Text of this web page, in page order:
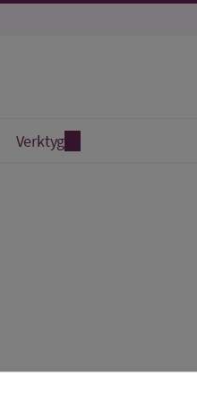
Verktyg